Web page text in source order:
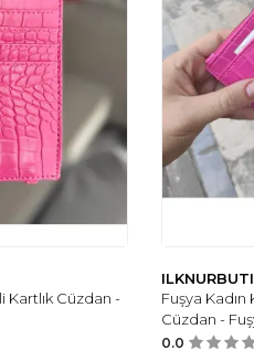
Kartlık Cüzdan -
Fuşya
Cüzdan -
0.0